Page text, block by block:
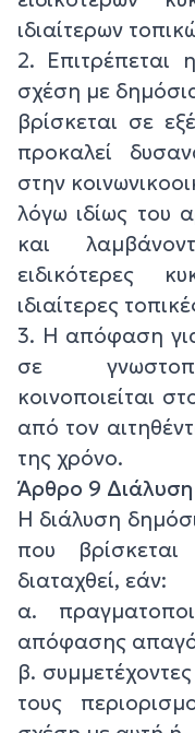
ιδιαίτερων
2. Επιτρέπεται
σχέση με
βρίσκεται σε
προκαλεί
στην
λόγω ιδίως του
και
ειδικότερες
ιδιαίτερες
3. Η απόφαση
σε
κοινοποιείται
από τον
της χρόνο.
Άρθρο 9 Διάλυση
Η διάλυση
που
διαταχθεί, εάν:
α.
απόφασης
β.
τους